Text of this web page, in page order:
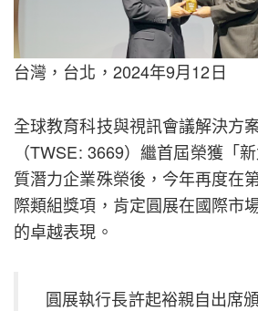
台灣，台北，2024年9月12日
全球教育科技與視訊會議解決方
（TWSE: 3669）繼首屆榮獲「
質潛力企業殊榮後，今年再度在
際類組獎項，肯定圓展在國際市
的卓越表現。
圓展執行長許起裕親自出席